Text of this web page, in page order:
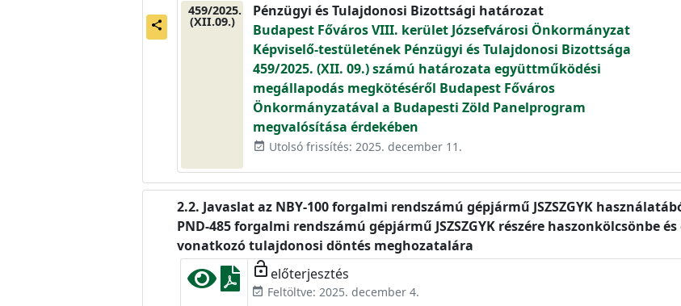
share
459/2025.
(XII.09.)
Pénzügyi és Tulajdonosi Bizottsági határozat
Budapest Főváros VIII. kerület Józsefvárosi Önkormányzat
Képviselő-testületének Pénzügyi és Tulajdonosi Bizottsága
459/2025. (XII. 09.) számú határozata együttműködési
megállapodás megkötéséről Budapest Főváros
Önkormányzatával a Budapesti Zöld Panelprogram
megvalósítása érdekében
event_available Utolsó frissítés: 2025. december 11.
Javaslat az NBY-100 forgalmi rendszámú gépjármű JSZSZGYK
PND-485 forgalmi rendszámú gépjármű JSZSZGYK részére haszonkölcsönbe
vonatkozó tulajdonosi döntés meghozatalára
lock_open előterjesztés
event_available Feltöltve: 2025. december 4.